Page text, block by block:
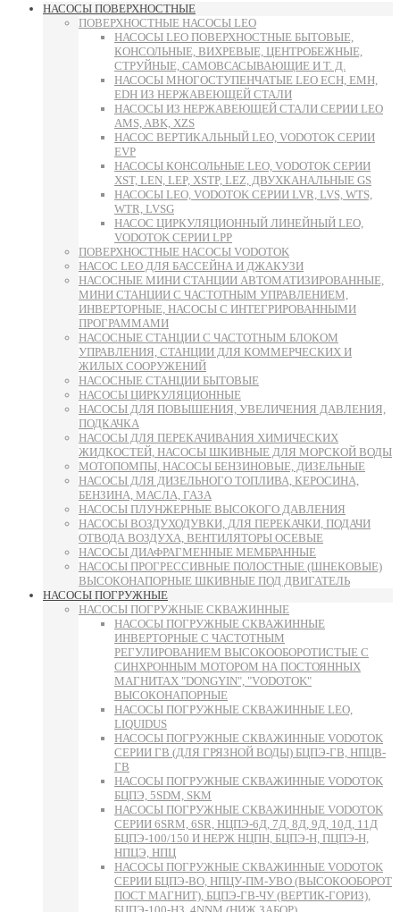
НАСОСЫ ПОВЕРХНОСТНЫЕ
ПОВЕРХНОСТНЫЕ НАСОСЫ LEO
НАСОСЫ LEO ПОВЕРХНОСТНЫЕ БЫТОВЫЕ,
КОНСОЛЬНЫЕ, ВИХРЕВЫЕ, ЦЕНТРОБЕЖНЫЕ,
СТРУЙНЫЕ, САМОВСАСЫВАЮЩИЕ И Т. Д.
НАСОСЫ МНОГОСТУПЕНЧАТЫЕ LEO ECH, EMH,
EDH ИЗ НЕРЖАВЕЮЩЕЙ СТАЛИ
НАСОСЫ ИЗ НЕРЖАВЕЮЩЕЙ СТАЛИ СЕРИИ LEO
AMS, ABK, XZS
НАСОС ВЕРТИКАЛЬНЫЙ LEO, VODOTOK СЕРИИ
EVP
НАСОСЫ КОНСОЛЬНЫЕ LEO, VODOTOK СЕРИИ
XST, LEN, LEP, XSTP, LEZ, ДВУХКАНАЛЬНЫЕ GS
НАСОСЫ LEO, VODOTOK СЕРИИ LVR, LVS, WTS,
WTR, LVSG
НАСОС ЦИРКУЛЯЦИОННЫЙ ЛИНЕЙНЫЙ LEO,
VODOTOK СЕРИИ LPP
ПОВЕРХНОСТНЫЕ НАСОСЫ VODOTOK
НАСОС LEO ДЛЯ БАССЕЙНА И ДЖАКУЗИ
НАСОСНЫЕ МИНИ СТАНЦИИ АВТОМАТИЗИРОВАННЫЕ,
МИНИ СТАНЦИИ С ЧАСТОТНЫМ УПРАВЛЕНИЕМ,
ИНВЕРТОРНЫЕ, НАСОСЫ С ИНТЕГРИРОВАННЫМИ
ПРОГРАММАМИ
НАСОСНЫЕ СТАНЦИИ С ЧАСТОТНЫМ БЛОКОМ
УПРАВЛЕНИЯ, СТАНЦИИ ДЛЯ КОММЕРЧЕСКИХ И
ЖИЛЫХ СООРУЖЕНИЙ
НАСОСНЫЕ СТАНЦИИ БЫТОВЫЕ
НАСОСЫ ЦИРКУЛЯЦИОННЫЕ
НАСОСЫ ДЛЯ ПОВЫШЕНИЯ, УВЕЛИЧЕНИЯ ДАВЛЕНИЯ,
ПОДКАЧКА
НАСОСЫ ДЛЯ ПЕРЕКАЧИВАНИЯ ХИМИЧЕСКИХ
ЖИДКОСТЕЙ, НАСОСЫ ШКИВНЫЕ ДЛЯ МОРСКОЙ ВОДЫ
МОТОПОМПЫ, НАСОСЫ БЕНЗИНОВЫЕ, ДИЗЕЛЬНЫЕ
НАСОСЫ ДЛЯ ДИЗЕЛЬНОГО ТОПЛИВА, КЕРОСИНА,
БЕНЗИНА, МАСЛА, ГАЗА
НАСОСЫ ПЛУНЖЕРНЫЕ ВЫСОКОГО ДАВЛЕНИЯ
НАСОСЫ ВОЗДУХОДУВКИ, ДЛЯ ПЕРЕКАЧКИ, ПОДАЧИ
ОТВОДА ВОЗДУХА, ВЕНТИЛЯТОРЫ ОСЕВЫЕ
НАСОСЫ ДИАФРАГМЕННЫЕ МЕМБРАННЫЕ
НАСОСЫ ПРОГРЕССИВНЫЕ ПОЛОСТНЫЕ (ШНЕКОВЫЕ)
ВЫСОКОНАПОРНЫЕ ШКИВНЫЕ ПОД ДВИГАТЕЛЬ
НАСОСЫ ПОГРУЖНЫЕ
НАСОСЫ ПОГРУЖНЫЕ СКВАЖИННЫЕ
НАСОСЫ ПОГРУЖНЫЕ СКВАЖИННЫЕ
ИНВЕРТОРНЫЕ С ЧАСТОТНЫМ
РЕГУЛИРОВАНИЕМ ВЫСОКООБОРОТИСТЫЕ С
СИНХРОННЫМ МОТОРОМ НА ПОСТОЯННЫХ
МАГНИТАХ "DONGYIN", "VODOTOK"
ВЫСОКОНАПОРНЫЕ
НАСОСЫ ПОГРУЖНЫЕ СКВАЖИННЫЕ LEO,
LIQUIDUS
НАСОСЫ ПОГРУЖНЫЕ СКВАЖИННЫЕ VODOTOK
СЕРИИ ГВ (ДЛЯ ГРЯЗНОЙ ВОДЫ) БЦПЭ-ГВ, НПЦВ-
ГВ
НАСОСЫ ПОГРУЖНЫЕ СКВАЖИННЫЕ VODOTOK
БЦПЭ, 5SDM, SKM
НАСОСЫ ПОГРУЖНЫЕ СКВАЖИННЫЕ VODOTOK
СЕРИИ 6SRM, 6SR, НЦПЭ-6Д, 7Д, 8Д, 9Д, 10Д, 11Д
БЦПЭ-100/150 И НЕРЖ НЦПН, БЦПЭ-Н, ПЦПЭ-Н,
НПЦЭ, НПЦ
НАСОСЫ ПОГРУЖНЫЕ СКВАЖИННЫЕ VODOTOK
СЕРИИ БЦПЭ-ВО, НПЦУ-ПМ-УВО (ВЫСОКООБОРОТ
ПОСТ МАГНИТ), БЦПЭ-ГВ-ЧУ (ВЕРТИК-ГОРИЗ),